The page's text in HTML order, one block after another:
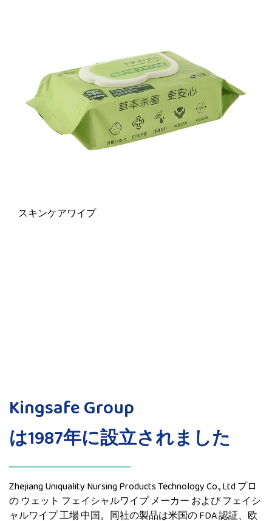
スキンケアワイプ
Kingsafe Group
は1987年に設立されました
Zhejiang Uniquality Nursing Products Technology Co., Ltd プロ
の ウェット フェイシャルワイプ メーカー およびフェイシ
ャルワイプ 工場中国。同社の製品は米国の FDA 認証、欧